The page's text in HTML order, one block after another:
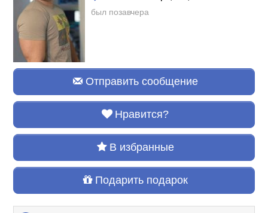
был позавчера
Отправить сообщение
Нравится?
В избранные
Подарить подарок